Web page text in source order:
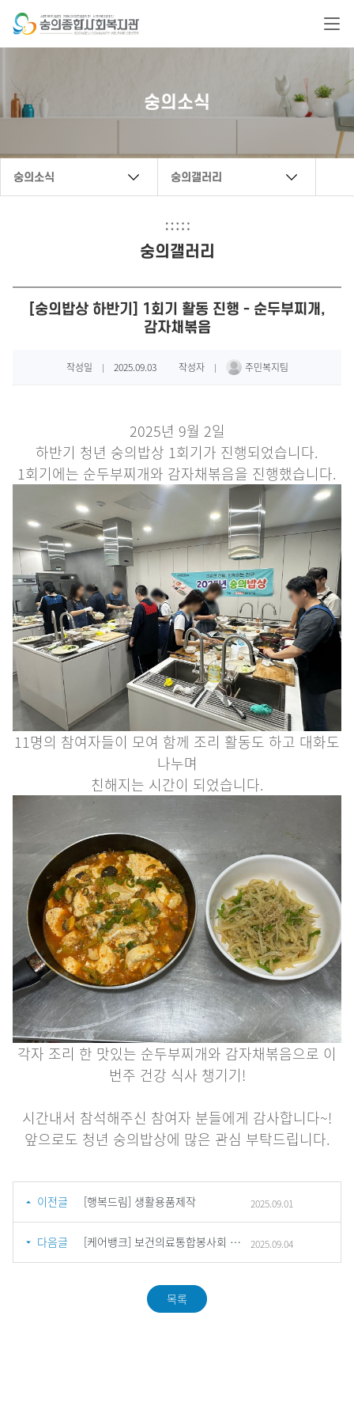
032-888-6222
수강안내
환불안내
후원안내
숭의소식
숭의소식 숭의갤러리
숭의갤러리
[숭의밥상 하반기] 1회기 활동 진행 - 순두부찌개,
감자채볶음
작성일 | 2025.09.03 작성자 | 주민복지팀
2025년 9월 2일
하반기 청년 숭의밥상 1회기가 진행되었습니다.
1회기에는 순두부찌개와 감자채볶음을 진행했습니다.
11명의 참여자들이 모여 함께 조리 활동도 하고 대화도
나누며
친해지는 시간이 되었습니다.
각자 조리 한 맛있는 순두부찌개와 감자채볶음으로 이
번주 건강 식사 챙기기!
시간내서 참석해주신 참여자 분들에게 감사합니다~!
앞으로도 청년 숭의밥상에 많은 관심 부탁드립니다.
이전글 [행복드림] 생활용품제작 2025.09.01
다음글 [케어뱅크] 보건의료통합봉사회 인천지회 업무협약 2025.09.04
목록